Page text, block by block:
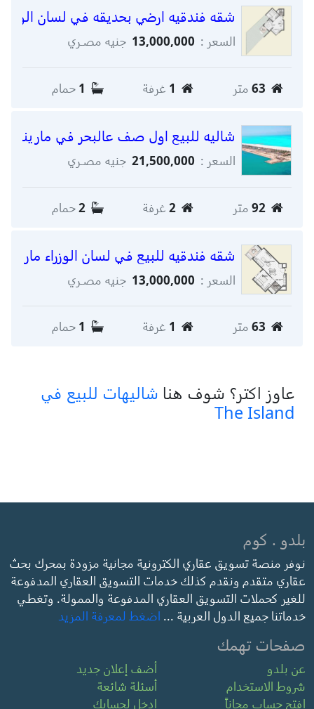
شقه فندقيه ارضي بحديقه في لسان الوزراء
السعر : 13,000,000 جنيه مصـري
63 متر 1 غرفة 1 حمام
شاليه للبيع اول صف عالبحر في مارينا
السعر : 21,500,000 جنيه مصـري
92 متر 2 غرفة 2حمام
شقه فندقيه للبيع في لسان الوزراء
السعر : 13,000,000 جنيه مصـري
63 متر 1 غرفة 1 حمام
عاوز اكتر؟ شوف هنا شاليهات للبيع في
The Island
بلدو . كوم
نوفر منصة تسويق عقاري الكترونية مجانية مزودة بمحرك بحث
عقاري متقدم ونقدم كذلك خدمات التسويق العقاري المدفوعة
للغير كحملات التسويق العقاري المدفوعة والممولة. وتغطي
خدماتنا جميع الدول العربية ... اضغط لمعرفة المزيد
صفحات تهمك
عن بلدو
أضف إعلان جديد
شروط الاستخدام
أسئلة شائعة
افتح حساب مجاناً
ادخل لحسابك